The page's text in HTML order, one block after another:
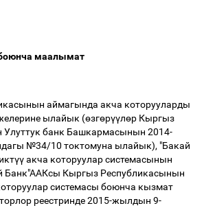
маалымат
аймагында акча которууларды
ылайык (өзгөрүүлөр Кыргыз
Улуттук банк Башкармасынын 2014-
№34/10 токтомуна ылайык), "Бакай
үүакча которуулар системасынын
Банк"ААКсы Кыргыз Республикасынын
системасы боюнча кызмат
реестринде 2015-жылдын 9-